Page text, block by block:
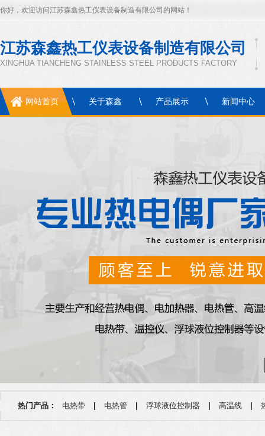
你好，欢迎访问江苏森鑫热工仪表设备制造有限公司的网站！
江苏森鑫热工仪表设备制造有限公司
XINGHUA TIANCHENG STAINLESS STEEL PRODUCTS FACTORY
网站首页 关于森鑫 产品展示 新闻中心
热门产品： 电热带 电热管 浮球液位控制器 高温线